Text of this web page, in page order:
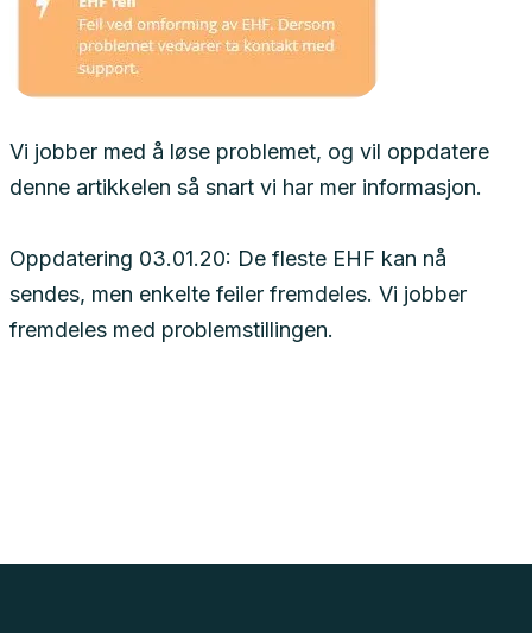
Vi jobber med å løse problemet, og vil oppdatere
denne artikkelen så snart vi har mer informasjon.
Oppdatering 03.01.20: De fleste EHF kan nå
sendes, men enkelte feiler fremdeles. Vi jobber
fremdeles med problemstillingen.